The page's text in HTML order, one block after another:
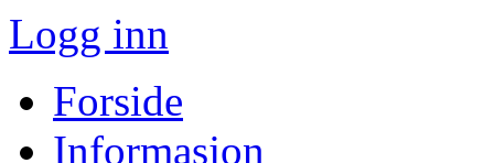
Logg inn
Forside
Informasjon